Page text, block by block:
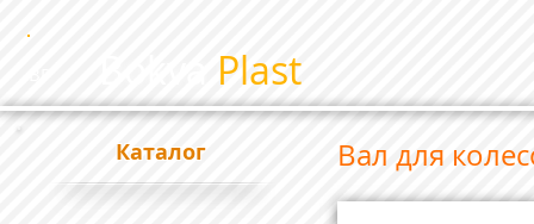
Plast
Каталог Вал для